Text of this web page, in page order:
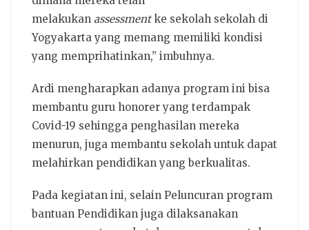
melakukan assessmentke sekolah sekolah di
Yogyakarta yang memang memiliki kondisi
yang memprihatinkan,” imbuhnya.
Ardi mengharapkan adanya program ini bisa
membantu guru honorer yang terdampak
Covid-19 sehingga penghasilan mereka
menurun, juga membantu sekolah untuk dapat
melahirkan pendidikan yang berkualitas.
Pada kegiatan ini, selain Peluncuran program
bantuan Pendidikan juga dilaksanakan